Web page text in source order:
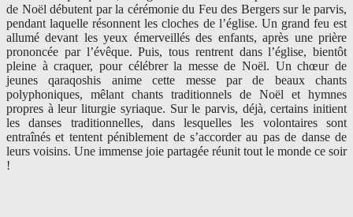
de Noël débutent par la cérémonie du Feu des Bergers sur le parvis,
pendant laquelle résonnent les cloches de l’église. Un grand feu est
allumé devant les yeux émerveillés des enfants, après une prière
prononcée par l’évêque. Puis, tous rentrent dans l’église, bientôt
pleine à craquer, pour célébrer la messe de Noël. Un chœur de
jeunes qaraqoshis anime cette messe par de beaux chants
polyphoniques, mêlant chants traditionnels de Noël et hymnes
propres à leur liturgie syriaque. Sur le parvis, déjà, certains initient
les danses traditionnelles, dans lesquelles les volontaires sont
entraînés et tentent péniblement de s’accorder au pas de danse de
leurs voisins. Une immense joie partagée réunit tout le monde ce soir
!